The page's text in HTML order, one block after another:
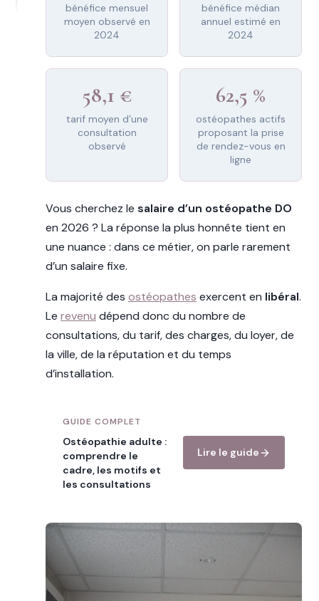
bénéfice mensuel
moyen observé en
2024
bénéfice médian
annuel estimé en
2024
58,1 €
tarif moyen d’une
consultation
observé
62,5 %
ostéopathes actifs
proposant la prise
de rendez-vous en
ligne
Vous cherchez le salaire d’un ostéopathe DO
en 2026 ? La réponse la plus honnête tient en
une nuance : dans ce métier, on parle rarement
d’un salaire fixe.
La majorité des ostéopathes exercent en libéral.
Le revenu dépend donc du nombre de
consultations, du tarif, des charges, du loyer, de
la ville, de la réputation et du temps
d’installation.
GUIDE COMPLET
Ostéopathie adulte :
comprendre le
cadre, les motifs et
les consultations
Lire le guide